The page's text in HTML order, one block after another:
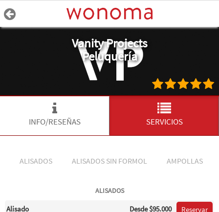
Vanity Projects
Peluquería
INFO/RESEÑAS SERVICIOS
ALISADOS ALISADOS SIN FORMOL AMPOLLAS
ALISADOS
Alisado Desde$95.000 Reservar